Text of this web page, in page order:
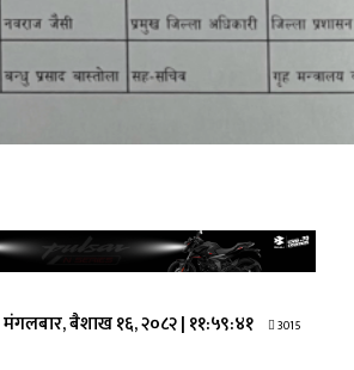
मंगलबार, बैशाख १६, २०८२| ११:५९:४१ 3015